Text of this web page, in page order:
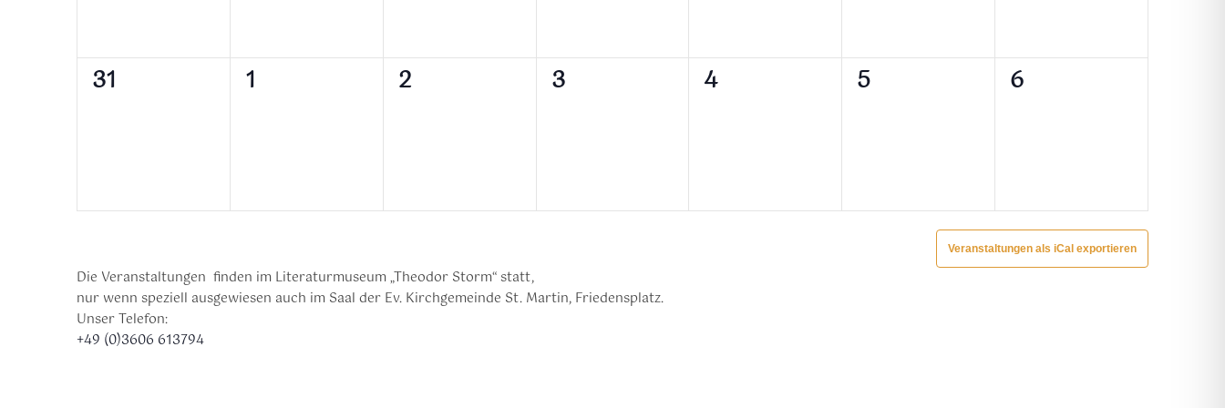
0
31
0
1
0
2
0
3
0
4
0
5
0
6
Veranstaltungen als iCal exportieren
Die Veranstaltungen finden im Literaturmuseum „Theodor Storm“ statt,
nur wenn speziell ausgewiesen auch im Saal der Ev. Kirchgemeinde St. Martin, Friedensplatz.
Unser Telefon:
+49 (0)3606 613794